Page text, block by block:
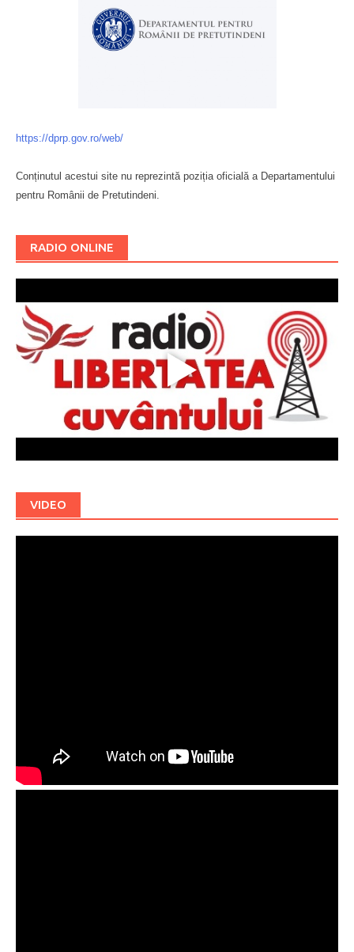
https://dprp.gov.ro/web/
Conținutul acestui site nu reprezintă poziția oficială a Departamentului
pentru Românii de Pretutindeni.
RADIO ONLINE
VIDEO